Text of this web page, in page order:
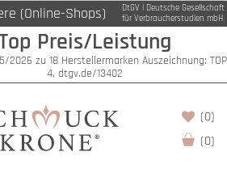
(Online-Shops)
DtGV | Deutsche Gesellschaft
für Verbraucherstudien mbH
Preis/Leistung
2026 zu 18 Herstellermarken Auszeichnung: TOP
4, dtgv.de/13402
(0)
(0)